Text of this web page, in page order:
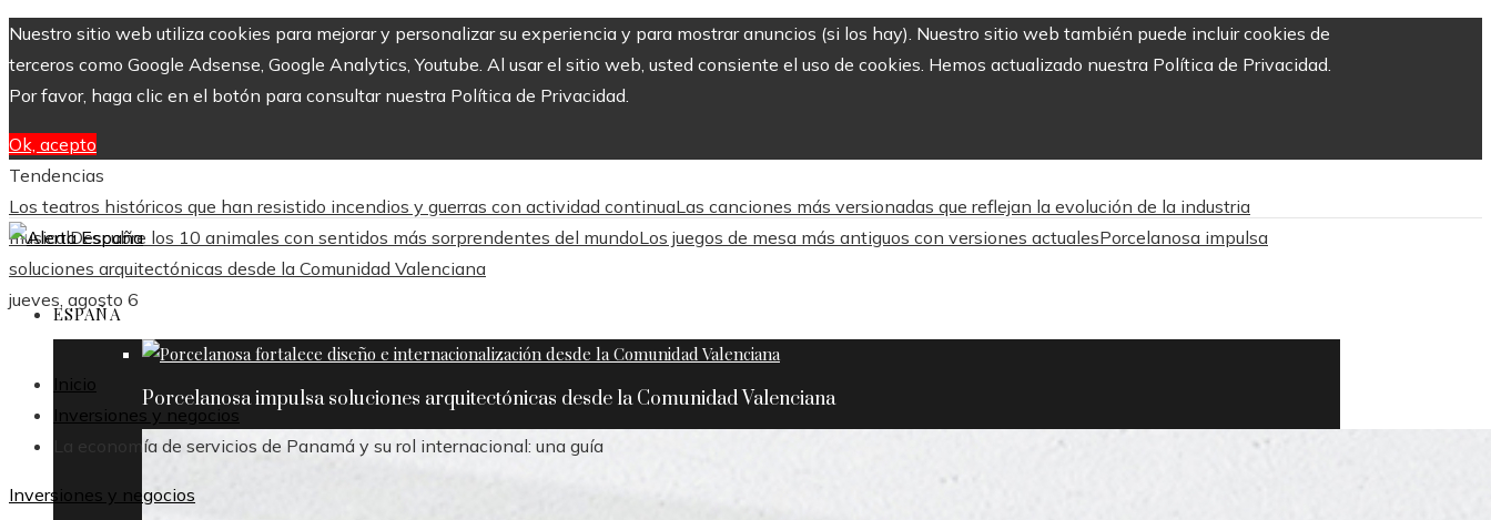
Nuestro sitio web utiliza cookies para mejorar y personalizar su experiencia y para mostrar anuncios (si los hay). Nuestro sitio web también puede incluir cookies de
terceros como Google Adsense, Google Analytics, Youtube. Al usar el sitio web, usted consiente el uso de cookies. Hemos actualizado nuestra Política de Privacidad.
Por favor, haga clic en el botón para consultar nuestra Política de Privacidad.
Ok, acepto
Tendencias
Los teatros históricos que han resistido incendios y guerras con actividad continuaLas canciones más versionadas que reflejan la evolución de la industria
musicalDescubre los 10 animales con sentidos más sorprendentes del mundoLos juegos de mesa más antiguos con versiones actualesPorcelanosa impulsa
soluciones arquitectónicas desde la Comunidad Valenciana
jueves, agosto 6
ESPAÑA
Porcelanosa impulsa soluciones arquitectónicas desde la Comunidad Valenciana
Inicio
Inversiones y negocios
La economía de servicios de Panamá y su rol internacional: una guía
Inversiones y negocios